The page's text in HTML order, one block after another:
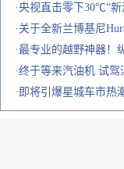
·央视直击零下30℃“
·关于全新兰博基尼
·最专业的越野神器！
·终于等来汽油机 试
·即将引爆星城车市热